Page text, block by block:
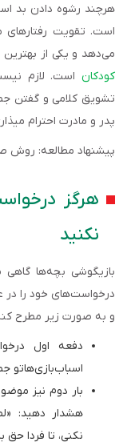
هرچند رشوه دادن بد
است. تقویت رفتارهای
می‌دهد و یکی از
کودکان است. لازم
تشویق کلامی و گفتن
پدر و مادرت احترام
پیشنهاد مطالعه: روش
هرگز
نکنید
بازیگوشی بچه‌ها
درخواست‌های خود را در
و به صورت زیر مطرح
دفعه اول
اسباب‌بازی‌هاتو
بار دوم نیز
هشدار دهید:
نکنی، تا فردا حق